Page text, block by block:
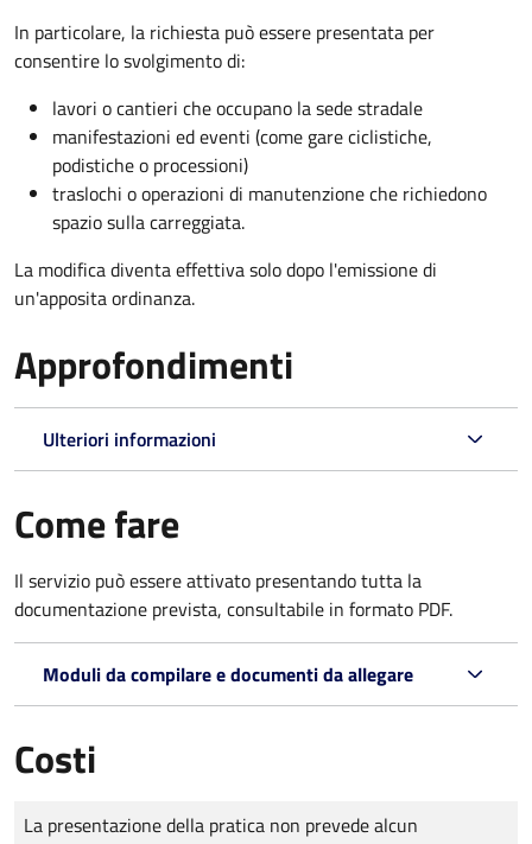
In particolare, la richiesta può essere presentata per
consentire lo svolgimento di:
lavori o cantieri che occupano la sede stradale
manifestazioni ed eventi (come gare ciclistiche,
podistiche o processioni)
traslochi o operazioni di manutenzione che richiedono
spazio sulla carreggiata.
La modifica diventa effettiva solo dopo l'emissione di
un'apposita ordinanza.
Approfondimenti
Ulteriori informazioni
Come fare
Il servizio può essere attivato presentando tutta la
documentazione prevista, consultabile in formato PDF.
Moduli da compilare e documenti da allegare
Costi
Tipo di pagamento
Importo
La presentazione della pratica non prevede alcun